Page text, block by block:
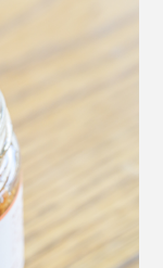
いるので、噛む
ッと広がりま